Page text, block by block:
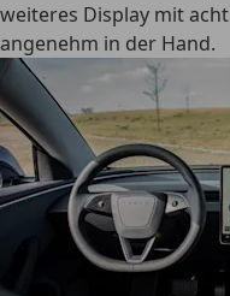
weiteres Display mit
angenehm in der Hand.